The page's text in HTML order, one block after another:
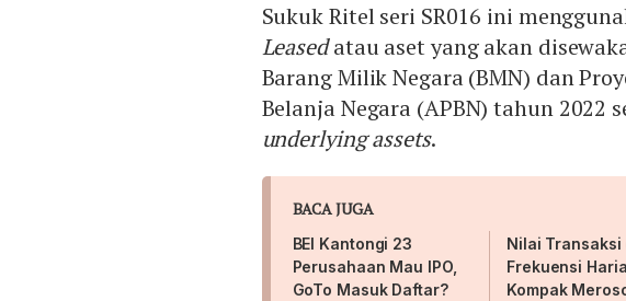
Sukuk Ritel seri SR016 ini
Leasedatau aset yang akan
Barang Milik Negara (BMN) dan
Belanja Negara (APBN) tahun 2022
underlying assets.
BACA JUGA
BEI Kantongi 23
Perusahaan Mau IPO,
GoTo Masuk Daftar?
Nilai Transaksi
Frekuensi
Kompak